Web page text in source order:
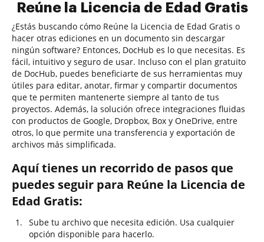
Reúne la Licencia de Edad Gratis
¿Estás buscando cómo Reúne la Licencia de Edad Gratis o
hacer otras ediciones en un documento sin descargar
ningún software? Entonces, DocHub es lo que necesitas. Es
fácil, intuitivo y seguro de usar. Incluso con el plan gratuito
de DocHub, puedes beneficiarte de sus herramientas muy
útiles para editar, anotar, firmar y compartir documentos
que te permiten mantenerte siempre al tanto de tus
proyectos. Además, la solución ofrece integraciones fluidas
con productos de Google, Dropbox, Box y OneDrive, entre
otros, lo que permite una transferencia y exportación de
archivos más simplificada.
Aquí tienes un recorrido de pasos que
puedes seguir para Reúne la Licencia de
Edad Gratis:
Sube tu archivo que necesita edición. Usa cualquier
opción disponible para hacerlo.